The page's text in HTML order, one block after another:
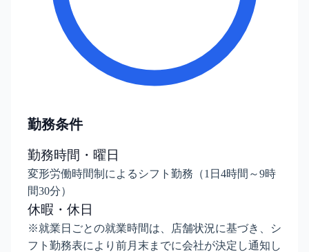
勤務条件
勤務時間・曜日
変形労働時間制によるシフト勤務（1日4時間～9時
間30分）
休暇・休日
※就業日ごとの就業時間は、店舗状況に基づき、シ
フト勤務表により前月末までに会社が決定し通知し